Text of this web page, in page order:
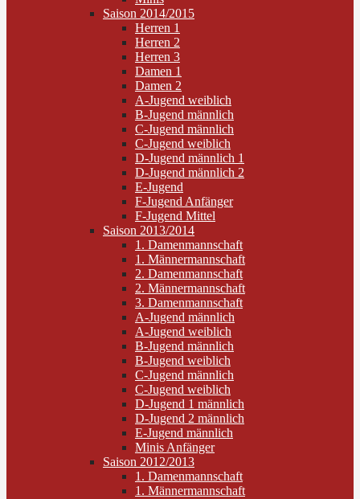
Saison 2014/2015
Herren 1
Herren 2
Herren 3
Damen 1
Damen 2
A-Jugend weiblich
B-Jugend männlich
C-Jugend männlich
C-Jugend weiblich
D-Jugend männlich 1
D-Jugend männlich 2
E-Jugend
F-Jugend Anfänger
F-Jugend Mittel
Saison 2013/2014
1. Damenmannschaft
1. Männermannschaft
2. Damenmannschaft
2. Männermannschaft
3. Damenmannschaft
A-Jugend männlich
A-Jugend weiblich
B-Jugend männlich
B-Jugend weiblich
C-Jugend männlich
C-Jugend weiblich
D-Jugend 1 männlich
D-Jugend 2 männlich
E-Jugend männlich
Minis Anfänger
Saison 2012/2013
1. Damenmannschaft
1. Männermannschaft